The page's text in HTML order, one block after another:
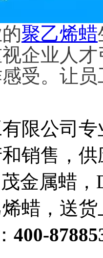
聚乙烯蜡
企业人
受。让
限公司专
销售，
金属蜡，
蜡，送
400-